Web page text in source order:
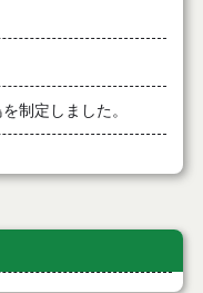
制定しました。